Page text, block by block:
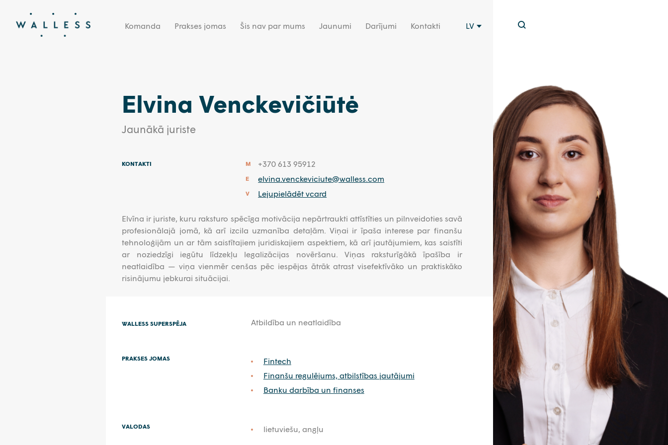
Komanda Prakses jomas Šis nav par mums Jaunumi Darījumi Kontakti LV
Elvina Venckevičiūtė
Jaunākā juriste
KONTAKTI M +370 613 95912
E elvina.venckeviciute@walless.com
V Lejupielādēt vcard
Elvīna ir juriste, kuru raksturo spēcīga motivācija nepārtraukti attīstīties un pilnveidoties savā
profesionālajā jomā, kā arī izcila uzmanība detaļām. Viņai ir īpaša interese par finanšu
tehnoloģijām un ar tām saistītajiem juridiskajiem aspektiem, kā arī jautājumiem, kas saistīti
ar noziedzīgi iegūtu līdzekļu legalizācijas novēršanu. Viņas raksturīgākā īpašība ir
neatlaidība — viņa vienmēr cenšas pēc iespējas ātrāk atrast visefektīvāko un praktiskāko
risinājumu jebkurai situācijai.
WALLESS SUPERSPĒJA Atbildība un neatlaidība
PRAKSES JOMAS
Fintech
Finanšu regulējums, atbilstības jautājumi
Banku darbība un finanses
VALODAS lietuviešu, angļu